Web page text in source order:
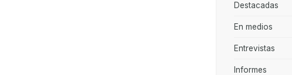
Destacadas
En medios
Entrevistas
Informes